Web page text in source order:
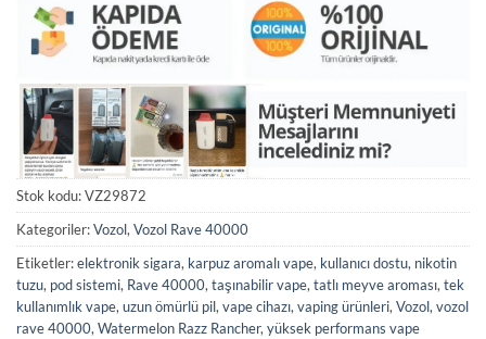
Stok kodu:VZ29872
Kategoriler:Vozol,Vozol Rave 40000
Etiketler:elektronik sigara, karpuz aromalı vape, kullanıcı dostu, nikotin
tuzu, pod sistemi, Rave 40000,taşınabilir vape,tatlı meyve aroması,tek
kullanımlık vape,uzun ömürlü pil,vape cihazı,vaping ürünleri,Vozol,vozol
rave 40000,Watermelon Razz Rancher,yüksek performans vape